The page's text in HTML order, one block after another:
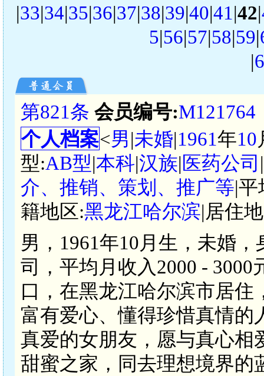
|33|34|35|36|37|38|39|40|41|42|
5|56|57|58|59|
|
第821条 会员编号:M121764
个人档案<男|未婚|1961年10
型:AB型|本科|汉族| 医药公司
介、推销、策划、推广等|平
籍地区:黑龙江哈尔滨|居住
男，1961年10月生，未婚
司，平均月收入2000 -
口，在黑龙江哈尔滨市居
富有爱心、懂得珍惜真情的
真爱的女朋友，愿与真心相
甜蜜之家，同去理想境界的